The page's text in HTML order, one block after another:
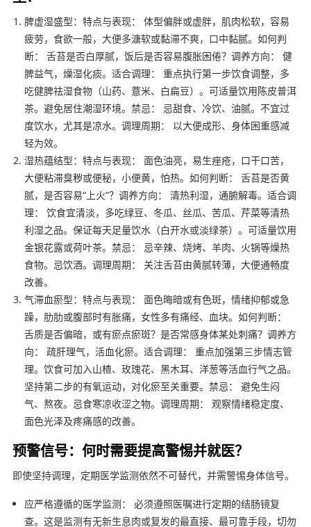
脾虚湿盛型：特点与表现： 体型偏胖或虚胖，肌肉松软，容易
疲劳，食欲一般，大便多溏软或黏滞不爽，口中黏腻。如何判
断： 舌苔是否白厚腻，饭后是否容易腹胀困倦？调养方向： 健
脾益气，燥湿化痰。适合调理： 重点执行第一步饮食调整，多
吃健脾祛湿食物（山药、薏米、白扁豆）。可适量饮用陈皮普洱
茶。避免居住潮湿环境。禁忌： 忌甜食、冷饮、油腻。不宜过
度饮水，尤其是凉水。调理周期： 以大便成形、身体困重感减
轻为效。
湿热蕴结型：特点与表现： 面色油亮，易生痤疮，口干口苦，
大便粘滞臭秽或便秘，小便黄，怕热。如何判断： 舌苔是否黄
腻，是否容易“上火”？调养方向： 清热利湿，通腑解毒。适合调
理： 饮食宜清淡，多吃绿豆、冬瓜、丝瓜、苦瓜、芹菜等清热
利湿之品。保证每天足量饮水（白开水或淡绿茶）。可适量饮用
金银花露或荷叶茶。禁忌： 忌辛辣、烧烤、羊肉、火锅等燥热
食物。忌饮酒。调理周期： 关注舌苔由黄腻转薄，大便通畅度
改善。
气滞血瘀型：特点与表现： 面色晦暗或有色斑，情绪抑郁或急
躁，肋肋或腹部时有胀痛，女性多有痛经、血块。如何判断：
舌质是否偏暗，或有瘀点瘀斑？是否常感身体某处刺痛？调养方
向： 疏肝理气，活血化瘀。适合调理： 重点加强第三步情志管
理。饮食可加入山楂、玫瑰花、黑木耳、洋葱等活血行气之品。
坚持第二步的有氧运动，对化瘀至关重要。禁忌： 避免生闷
气、熬夜。忌食寒凉收涩之物。调理周期： 观察情绪稳定度、
面色光泽及疼痛感的改善。
预警信号：何时需要提高警惕并就医？
即使坚持调理，定期医学监测依然不可替代，并需警惕身体信号。
应严格遵循的医学监测： 必须遵照医嘱进行定期的结肠镜复
查。这是监测有无新生息肉或复发的最直接、最可靠手段，切勿